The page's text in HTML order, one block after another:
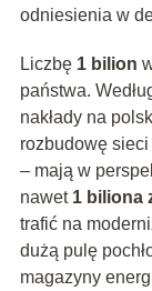
odniesienia w
Liczbę 1 bilion
państwa.
nakłady na
rozbudowę
– mają w
nawet 1 biliona
trafić na
dużą pulę
magazyny